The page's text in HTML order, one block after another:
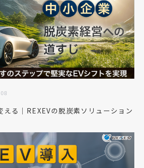
える｜REXEVの脱炭素ソリューション